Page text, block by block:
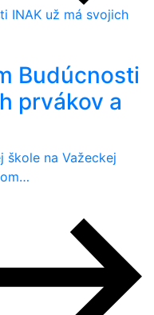
Budúcnosti
prvákov a
škole na Važeckej